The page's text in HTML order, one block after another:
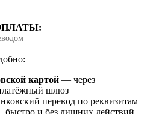
картой — через
шлюз
перевод по реквизитам